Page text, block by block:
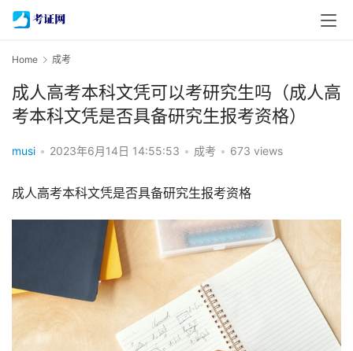
Home 成考
成人高考本科文凭可以考研究生吗（成人高
考本科文凭是否具备研究生报考资格）
musi • 2023年6月14日 14:55:53 • 成考 • 673 views
成人高考本科文凭是否具备研究生报考资格